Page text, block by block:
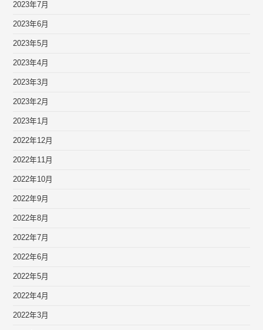
2023年7月
2023年6月
2023年5月
2023年4月
2023年3月
2023年2月
2023年1月
2022年12月
2022年11月
2022年10月
2022年9月
2022年8月
2022年7月
2022年6月
2022年5月
2022年4月
2022年3月